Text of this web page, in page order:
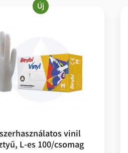
vinil
L-es 100/csomag
Új